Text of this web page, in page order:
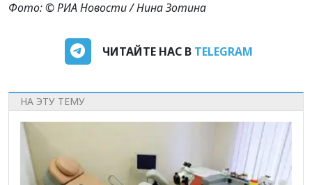
Фото: © РИА Новости / Нина Зотина
ЧИТАЙТЕ НАС В TELEGRAM
НА ЭТУ ТЕМУ